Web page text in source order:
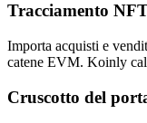
Tracciamento
Importa acquisti e
catene EVM. Koinly
Cruscotto del